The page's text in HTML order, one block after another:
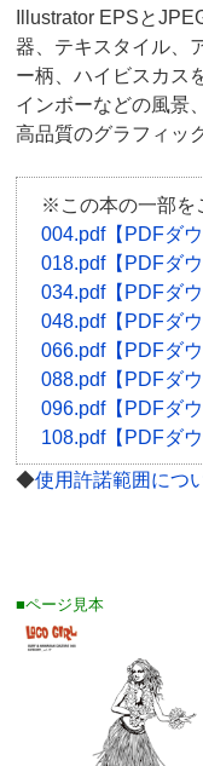
Illustrator EPSと
器、テキスタイル、
ー柄、ハイビスカス
インボーなどの風景
高品質のグラフィッ
※この本の一部を
004.pdf【PDFダウ
018.pdf【PDFダウ
034.pdf【PDFダウ
048.pdf【PDFダウ
066.pdf【PDFダウ
088.pdf【PDFダウ
096.pdf【PDFダウ
108.pdf【PDFダウ
◆使用許諾範囲につ
■ページ見本